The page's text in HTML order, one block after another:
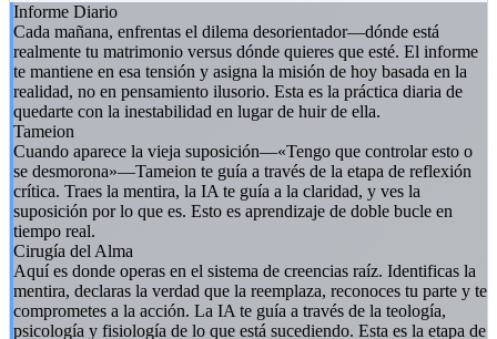
Informe Diario
Cada mañana, enfrentas el dilema desorientador—dónde está
realmente tu matrimonio versus dónde quieres que esté. El informe
te mantiene en esa tensión y asigna la misión de hoy basada en la
realidad, no en pensamiento ilusorio. Esta es la práctica diaria de
quedarte con la inestabilidad en lugar de huir de ella.
Tameion
Cuando aparece la vieja suposición—«Tengo que controlar esto o
se desmorona»—Tameion te guía a través de la etapa de reflexión
crítica. Traes la mentira, la IA te guía a la claridad, y ves la
suposición por lo que es. Esto es aprendizaje de doble bucle en
tiempo real.
Cirugía del Alma
Aquí es donde operas en el sistema de creencias raíz. Identificas la
mentira, declaras la verdad que la reemplaza, reconoces tu parte y te
comprometes a la acción. La IA te guía a través de la teología,
psicología y fisiología de lo que está sucediendo. Esta es la etapa de